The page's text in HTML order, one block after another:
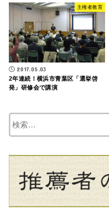
主権者教育
2017.05.03
2年連続！横浜市青葉区「選挙啓
発」研修会で講演